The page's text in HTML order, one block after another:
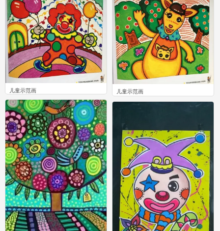
儿童示范画
1
儿童示范画
1